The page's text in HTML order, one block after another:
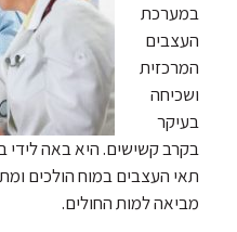
במערכת
העצבים
המרכזית
ושכיחה
בעיקר
בקרב קשישים. היא באה לידי
תאי העצבים במוח הולכים
מביאה למות החולים.